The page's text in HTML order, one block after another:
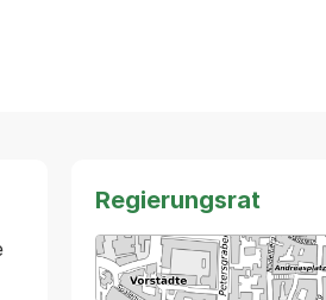
Regierungsrat